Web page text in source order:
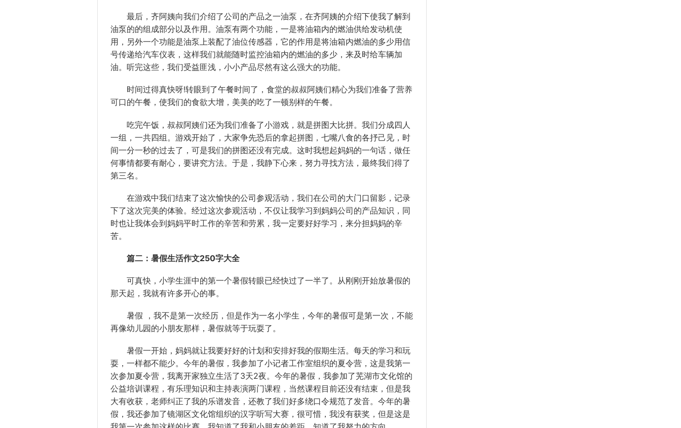
最后，齐阿姨向我们介绍了公司的产品之一油泵，在齐阿姨的介绍下使我了解到
油泵的的组成部分以及作用。油泵有两个功能，一是将油箱内的燃油供给发动机使
用，另外一个功能是油泵上装配了油位传感器，它的作用是将油箱内燃油的多少用信
号传递给汽车仪表，这样我们就能随时监控油箱内的燃油的多少，来及时给车辆加
油。听完这些，我们受益匪浅，小小产品尽然有这么强大的功能。
时间过得真快呀!转眼到了午餐时间了，食堂的叔叔阿姨们精心为我们准备了营养
可口的午餐，使我们的食欲大增，美美的吃了一顿别样的午餐。
吃完午饭，叔叔阿姨们还为我们准备了小游戏，就是拼图大比拼。我们分成四人
一组，一共四组。游戏开始了，大家争先恐后的拿起拼图，七嘴八食的各抒己见，时
间一分一秒的过去了，可是我们的拼图还没有完成。这时我想起妈妈的一句话，做任
何事情都要有耐心，要讲究方法。于是，我静下心来，努力寻找方法，最终我们得了
第三名。
在游戏中我们结束了这次愉快的公司参观活动，我们在公司的大门口留影，记录
下了这次完美的体验。经过这次参观活动，不仅让我学习到妈妈公司的产品知识，同
时也让我体会到妈妈平时工作的辛苦和劳累，我一定要好好学习，来分担妈妈的辛
苦。
篇二：暑假生活作文250字大全
可真快，小学生涯中的第一个暑假转眼已经快过了一半了。从刚刚开始放暑假的
那天起，我就有许多开心的事。
暑假 ，我不是第一次经历，但是作为一名小学生，今年的暑假可是第一次，不能
再像幼儿园的小朋友那样，暑假就等于玩耍了。
暑假一开始，妈妈就让我要好好的计划和安排好我的假期生活。每天的学习和玩
耍，一样都不能少。今年的暑假，我参加了小记者工作室组织的夏令营，这是我第一
次参加夏令营，我离开家独立生活了3天2夜。今年的暑假，我参加了芜湖市文化馆的
公益培训课程，有乐理知识和主持表演两门课程，当然课程目前还没有结束，但是我
大有收获，老师纠正了我的乐谱发音，还教了我们好多绕口令规范了发音。今年的暑
假，我还参加了镜湖区文化馆组织的汉字听写大赛，很可惜，我没有获奖，但是这是